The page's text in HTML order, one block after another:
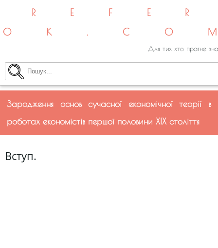
Для тих хто прагне
Зародження основ сучасної економічної теорії в
роботах економістів першої половини ХІХ століття
Вступ.